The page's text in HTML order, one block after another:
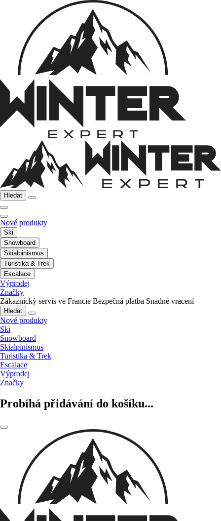
Hledat
Nové produkty
Ski
Snowboard
Skialpinismus
Turistika & Trek
Escalace
Výprodej
Značky
Zákaznický servis ve Francie Bezpečná platba Snadné vracení
Hledat
Nové produkty
Ski
Snowboard
Skialpinismus
Turistika & Trek
Escalace
Výprodej
Značky
Probíhá přidávání do košíku...